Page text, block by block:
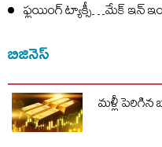
ఫ్లయింగ్ ట్యాక్సీ…మేక్ ఇన్
బిజినెస్
మళ్లీ పెరిగిన